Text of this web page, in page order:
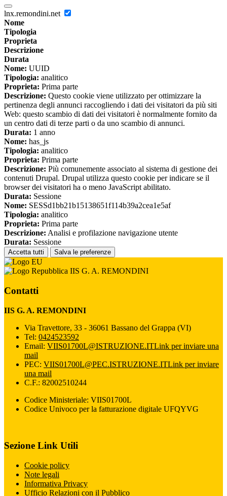
lnx.remondini.net
Nome
Tipologia
Proprieta
Descrizione
Durata
Nome: UUID
Tipologia: analitico
Proprieta: Prima parte
Descrizione: Questo cookie viene utilizzato per ottimizzare la
pertinenza degli annunci raccogliendo i dati dei visitatori da più siti
Web: questo scambio di dati dei visitatori è normalmente fornito da
un centro dati di terze parti o da uno scambio di annunci.
Durata: 1 anno
Nome: has_js
Tipologia: analitico
Proprieta: Prima parte
Descrizione: Più comunemente associato al sistema di gestione dei
contenuti Drupal. Drupal utilizza questo cookie per indicare se il
browser dei visitatori ha o meno JavaScript abilitato.
Durata: Sessione
Nome: SESSd1bb21b15138651f114b39a2cea1e5af
Tipologia: analitico
Proprieta: Prima parte
Descrizione: Analisi e profilazione navigazione utente
Durata: Sessione
Accetta tutti Salva le preferenze
IIS G. A. REMONDINI
Contatti
IIS G. A. REMONDINI
Via Travettore, 33 - 36061 Bassano del Grappa (VI)
Tel: 0424523592
Email: VIIS01700L@ISTRUZIONE.ITLink per inviare una
mail
PEC: VIIS01700L@PEC.ISTRUZIONE.ITLink per inviare
una mail
C.F.: 82002510244
Codice Ministeriale: VIIS01700L
Codice Univoco per la fatturazione digitale UFQYVG
Sezione Link Utili
Cookie policy
Note legali
Informativa Privacy
Ufficio Relazioni con il Pubblico